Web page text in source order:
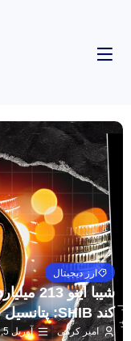
ارز دیجیتال
شیبا
کند SHIB: پتانسیل شیرجه عمیق تر – U.Today
امیر کرمی آوریل 5, 2026